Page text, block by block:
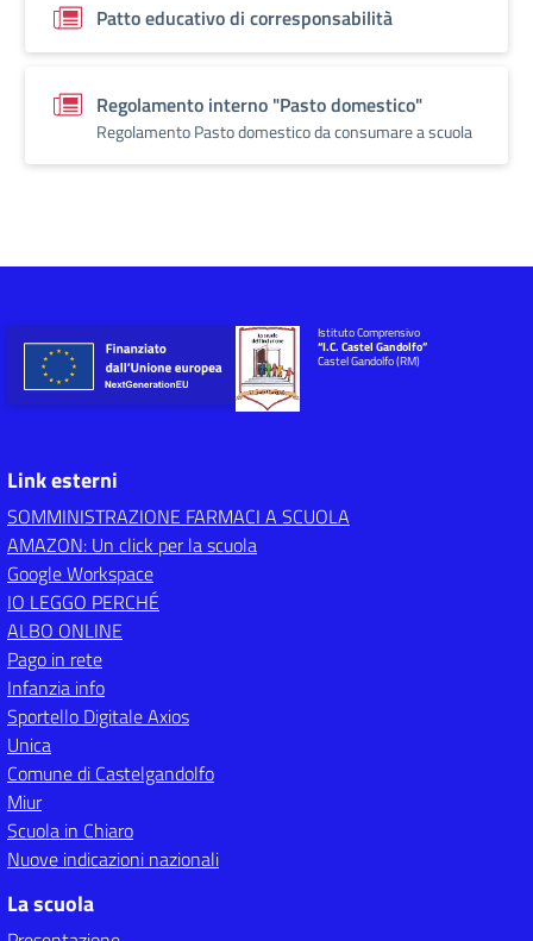
Patto educativo di corresponsabilità
Regolamento interno "Pasto domestico"
Regolamento Pasto domestico da consumare a scuola
Istituto Comprensivo
“I.C. Castel Gandolfo”
Castel Gandolfo (RM)
Link esterni
SOMMINISTRAZIONE FARMACI A SCUOLA
AMAZON: Un click per la scuola
Google Workspace
IO LEGGO PERCHÉ
ALBO ONLINE
Pago in rete
Infanzia info
Sportello Digitale Axios
Unica
Comune di Castelgandolfo
Miur
Scuola in Chiaro
Nuove indicazioni nazionali
La scuola